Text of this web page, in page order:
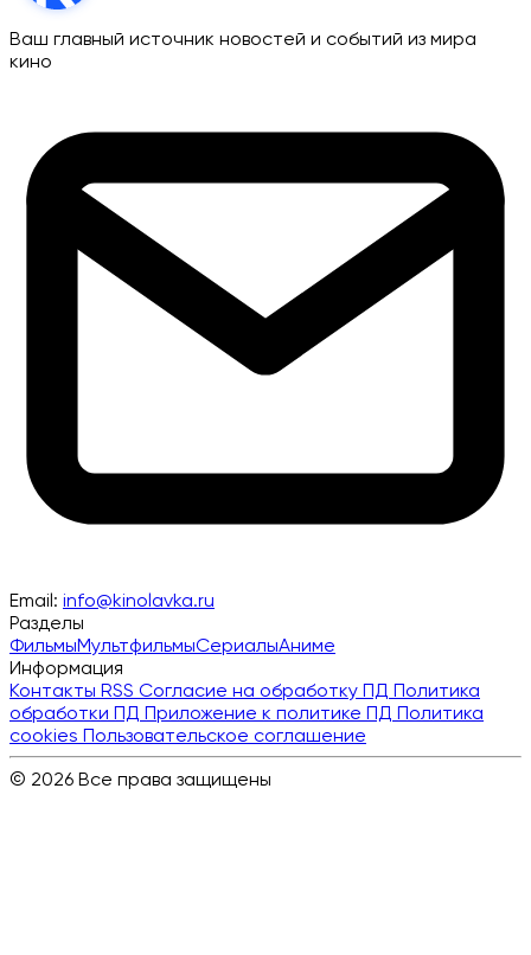
Ваш главный источник новостей и событий из мира
кино
Email: info@kinolavka.ru
Разделы
ФильмыМультфильмыСериалыАниме
Информация
Контакты RSS Согласие на обработку ПД Политика
обработки ПД Приложение к политике ПД Политика
cookies Пользовательское соглашение
© 2026 Все права защищены